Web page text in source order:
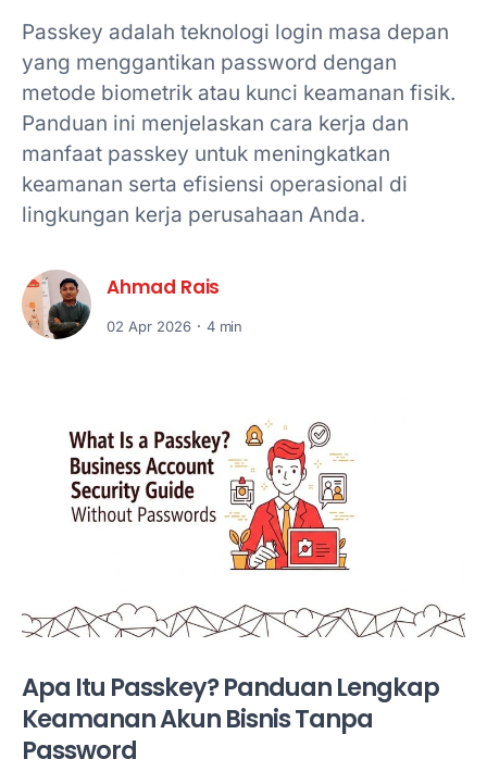
Passkey adalah teknologi login masa depan
yang menggantikan password dengan
metode biometrik atau kunci keamanan fisik.
Panduan ini menjelaskan cara kerja dan
manfaat passkey untuk meningkatkan
keamanan serta efisiensi operasional di
lingkungan kerja perusahaan Anda.
Ahmad Rais
02 Apr 2026 4 min
Apa Itu Passkey? Panduan Lengkap
Keamanan Akun Bisnis Tanpa
Password